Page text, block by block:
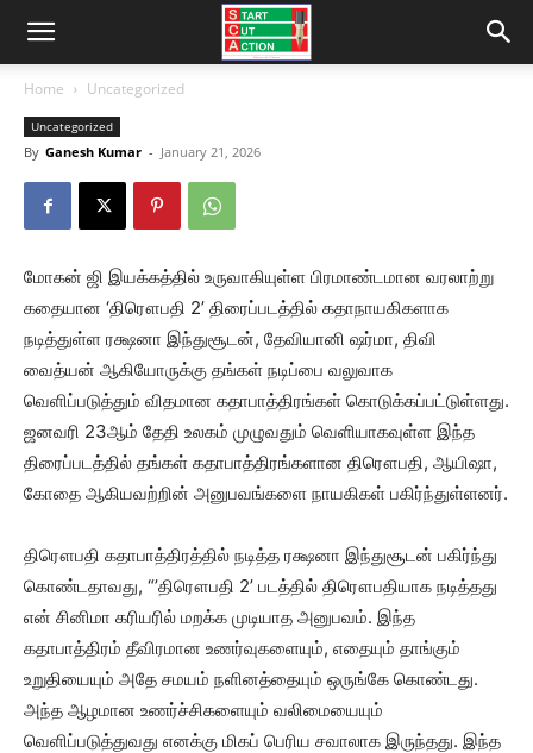
Home Uncategorized
Uncategorized
By Ganesh Kumar - January 21, 2026
மோகன் ஜி இயக்கத்தில் உருவாகியுள்ள பிரமாண்டமான வரலாற்று
கதையான ‘திரௌபதி 2’ திரைப்படத்தில் கதாநாயகிகளாக
நடித்துள்ள ரக்ஷனா இந்துசூடன், தேவியானி ஷர்மா, திவி
வைத்யன் ஆகியோருக்கு தங்கள் நடிப்பை வலுவாக
வெளிப்படுத்தும் விதமான கதாபாத்திரங்கள் கொடுக்கப்பட்டுள்ளது.
ஜனவரி 23ஆம் தேதி உலகம் முழுவதும் வெளியாகவுள்ள இந்த
திரைப்படத்தில் தங்கள் கதாபாத்திரங்களான திரௌபதி, ஆயிஷா,
கோதை ஆகியவற்றின் அனுபவங்களை நாயகிகள் பகிர்ந்துள்ளனர்.
திரௌபதி கதாபாத்திரத்தில் நடித்த ரக்ஷனா இந்துசூடன் பகிர்ந்து
கொண்டதாவது, “’திரௌபதி 2’ படத்தில் திரௌபதியாக நடித்தது
என் சினிமா கரியரில் மறக்க முடியாத அனுபவம். இந்த
கதாபாத்திரம் தீவிரமான உணர்வுகளையும், எதையும் தாங்கும்
உறுதியையும் அதே சமயம் நளினத்தையும் ஒருங்கே கொண்டது.
அந்த ஆழமான உணர்ச்சிகளையும் வலிமையையும்
வெளிப்படுத்துவது எனக்கு மிகப் பெரிய சவாலாக இருந்தது. இந்த